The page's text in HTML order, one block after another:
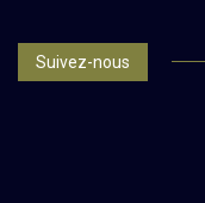
Suivez-nous